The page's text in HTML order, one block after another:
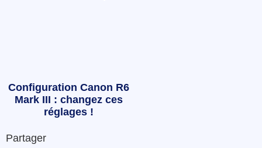
Configuration Canon R6
Mark III : changez ces
réglages !
Partager